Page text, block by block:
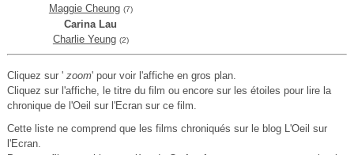
Maggie Cheung (7)
Carina Lau
Charlie Yeung (2)
Cliquez sur ' zoom' pour voir l'affiche en gros plan.
Cliquez sur l'affiche, le titre du film ou encore sur les étoiles pour lire la
chronique de l'Oeil sur l'Ecran sur ce film.
Cette liste ne comprend que les films chroniqués sur le blog L'Oeil sur
l'Ecran.